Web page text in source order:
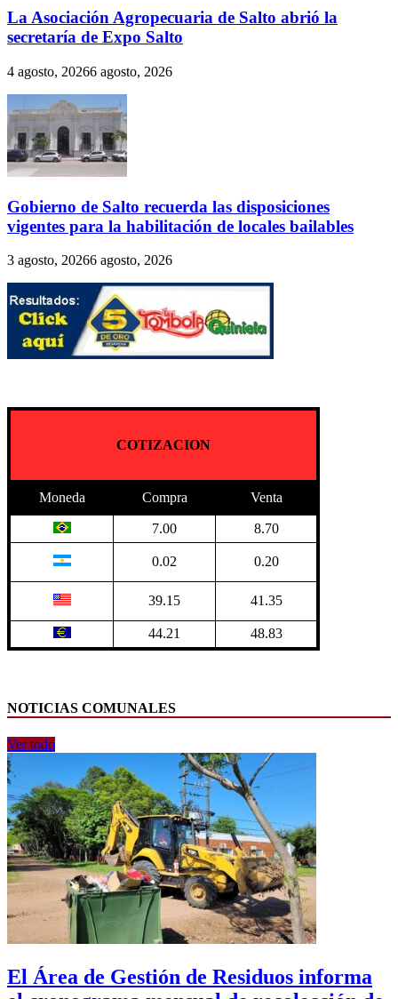
La Asociación Agropecuaria de Salto abrió la
secretaría de Expo Salto
4 agosto, 20266 agosto, 2026
Gobierno de Salto recuerda las disposiciones
vigentes para la habilitación de locales bailables
3 agosto, 20266 agosto, 2026
COTIZACION
Moneda Compra Venta
7.00 8.70
0.02 0.20
39.15 41.35
44.21 48.83
NOTICIAS COMUNALES
Ver todo
El Área de Gestión de Residuos informa